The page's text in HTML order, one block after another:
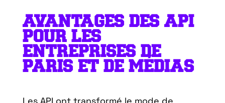
AVANTAGES DES API
POUR LES
ENTREPRISES DE
PARIS ET DE MÉDIAS